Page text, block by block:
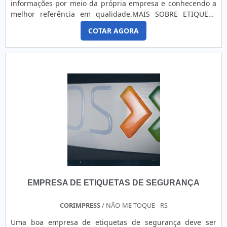
que a aquisição aconteça em empresas que possam
oferecer trabalhos versáteis, precisos e com preço justo,
promovendo satisfação de ponta a ponta.EMPRESA
FABRICANTE DE ETIQUETAS ADESIVAS PERSONALIZADASEm
atuação na região de Campinas, a Etiquetas Camp Label
Paulo. A empresa está há mais de 15 anos presente no
mercado comercializando etiquetas adesivas, rótulos para
indústria, comércio e área médica, além da locação de
impressoras. Solicite um orçamento, por e-mail ou telefone,
informações por meio da própria empresa e conhecendo a
melhor referência em qualidade.MAIS SOBRE ETIQUETA
AUTO ADESIVA PERSONALIZADAQuem quer encontrar
etiqueta auto adesiva personalizada em uma empresa que
preza pela segurança, encontra na internet a GID - Soluções
em Adesivos. Disponibilizando para os clientes adesivo de
qualidade em etiqueta auto adesiva personalizada, sempre
deve-se buscar uma empresa que tenha produtos e
serviços com ótima qualidade e precisão, detalhes que
passam despercebidos e podem gerar prejuízo futuros para
os clientes.É importante lembrar que o produto deve
sempre ser adquirido com empresas especializadas no
segmento. Esse tipo de cuidado ajuda a garantir a
qualidade e durabilidade dos materiais, além de evitar
não cumprem com suas funções adequadamente. Assim, é
motivos para a GID - Soluções em Adesivos ter se tornado
COTAR AGORA
EMPRESA DE ETIQUETAS DE SEGURANÇA
CORIMPRESS/ NÃO-ME-TOQUE - RS
Uma boa empresa de etiquetas de segurança deve ser